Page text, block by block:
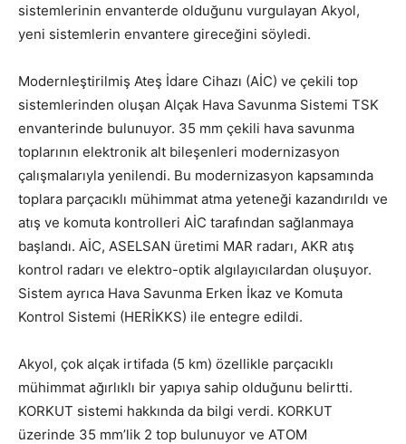
sistemlerinin envanterde olduğunu vurgulayan Akyol,
yeni sistemlerin envantere gireceğini söyledi.
Modernleştirilmiş Ateş İdare Cihazı (AİC) ve çekili top
sistemlerinden oluşan Alçak Hava Savunma Sistemi TSK
envanterinde bulunuyor. 35 mm çekili hava savunma
toplarının elektronik alt bileşenleri modernizasyon
çalışmalarıyla yenilendi. Bu modernizasyon kapsamında
toplara parçacıklı mühimmat atma yeteneği kazandırıldı ve
atış ve komuta kontrolleri AİC tarafından sağlanmaya
başlandı. AİC, ASELSAN üretimi MAR radarı, AKR atış
kontrol radarı ve elektro-optik algılayıcılardan oluşuyor.
Sistem ayrıca Hava Savunma Erken İkaz ve Komuta
Kontrol Sistemi (HERİKKS) ile entegre edildi.
Akyol, çok alçak irtifada (5 km) özellikle parçacıklı
mühimmat ağırlıklı bir yapıya sahip olduğunu belirtti.
KORKUT sistemi hakkında da bilgi verdi. KORKUT
üzerinde 35 mm’lik 2 top bulunuyor ve ATOM